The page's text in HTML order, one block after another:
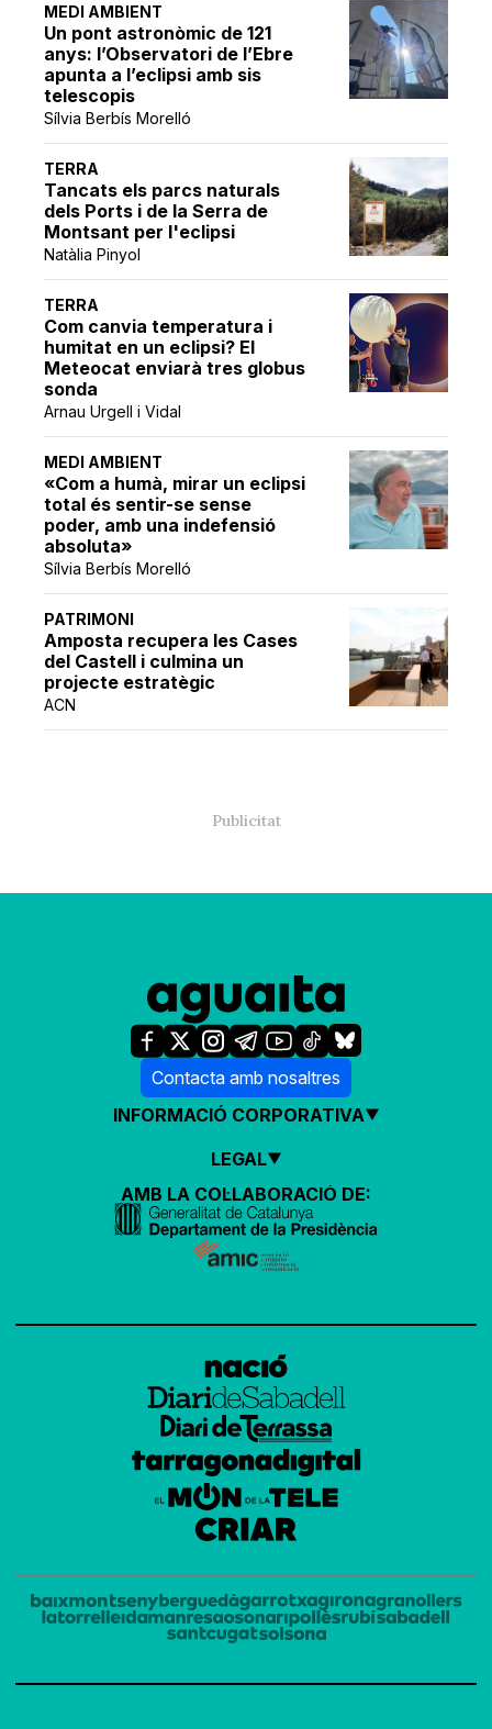
MEDI AMBIENT
Un pont astronòmic de 121
anys: l’Observatori de l’Ebre
apunta a l’eclipsi amb sis
telescopis
Sílvia Berbís Morelló
TERRA
Tancats els parcs naturals
dels Ports i de la Serra de
Montsant per l'eclipsi
Natàlia Pinyol
TERRA
Com canvia temperatura i
humitat en un eclipsi? El
Meteocat enviarà tres globus
sonda
Arnau Urgell i Vidal
MEDI AMBIENT
«Com a humà, mirar un eclipsi
total és sentir-se sense
poder, amb una indefensió
absoluta»
Sílvia Berbís Morelló
PATRIMONI
Amposta recupera les Cases
del Castell i culmina un
projecte estratègic
ACN
Contacta amb nosaltres
INFORMACIÓ CORPORATIVA
LEGAL
AMB LA COL·LABORACIÓ DE: